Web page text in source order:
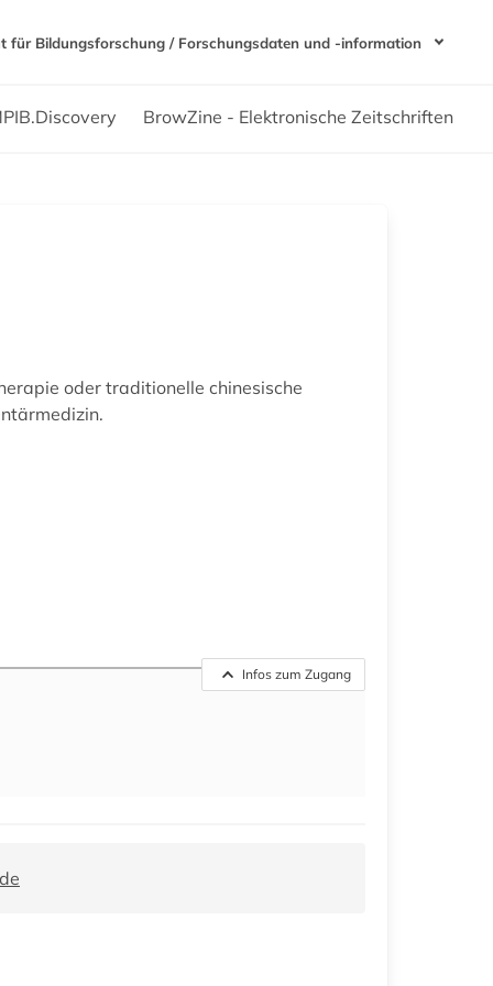
für Bildungsforschung / Forschungsdaten und -information
BrowZine - Elektronische Zeitschriften
oder traditionelle chinesische
Infos zum Zugang